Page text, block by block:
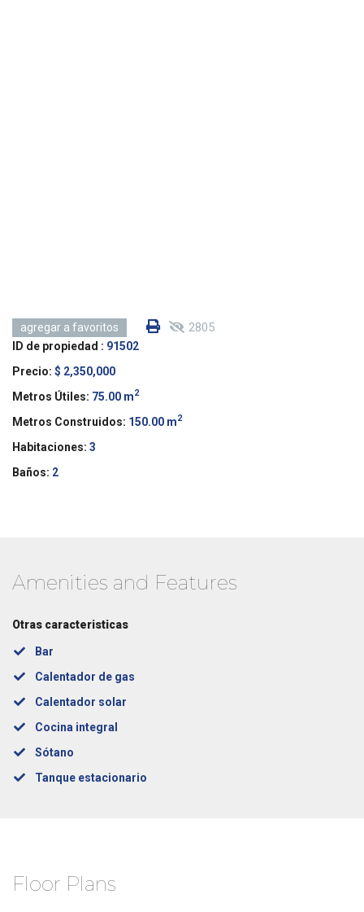
agregar a favoritos 2805
ID de propiedad : 91502
Precio: $ 2,350,000
Metros Útiles: 75.00 m2
Metros Construidos: 150.00 m2
Habitaciones: 3
Baños: 2
Amenities and Features
Otras caracteristicas
Bar
Calentador de gas
Calentador solar
Cocina integral
Sótano
Tanque estacionario
Floor Plans